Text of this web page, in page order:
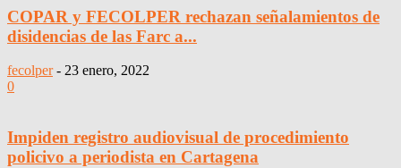
COPAR y FECOLPER rechazan señalamientos de
disidencias de las Farc a...
fecolper - 23 enero, 2022
0
Impiden registro audiovisual de procedimiento
policivo a periodista en Cartagena